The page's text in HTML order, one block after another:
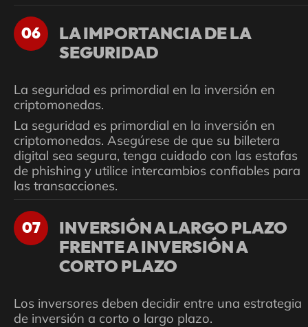
06
LA IMPORTANCIA DE LA
SEGURIDAD
La seguridad es primordial en la inversión en
criptomonedas.
La seguridad es primordial en la inversión en
criptomonedas. Asegúrese de que su billetera
digital sea segura, tenga cuidado con las estafas
de phishing y utilice intercambios confiables para
las transacciones.
07
INVERSIÓN A LARGO PLAZO
FRENTE A INVERSIÓN A
CORTO PLAZO
Los inversores deben decidir entre una estrategia
de inversión a corto o largo plazo.